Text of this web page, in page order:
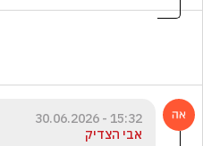
15:32 - 30.06.2026
אבי הצדיק